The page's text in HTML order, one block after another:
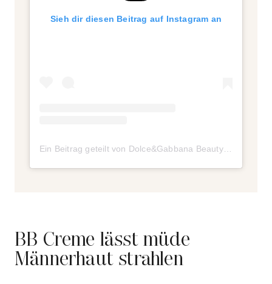
Sieh dir diesen Beitrag auf Instagram an
Ein Beitrag geteilt von Dolce&Gabbana Beauty (@dolcegabbana_beauty)
BB Creme lässt müde
Männerhaut strahlen